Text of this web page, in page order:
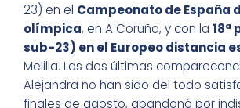
23) en el Campeonato de España
olímpica, en A Coruña, y con la 18ª
sub-23) en el Europeo distancia
Melilla. Las dos últimas
Alejandra no han sido del todo
finales de agosto, abandonó por